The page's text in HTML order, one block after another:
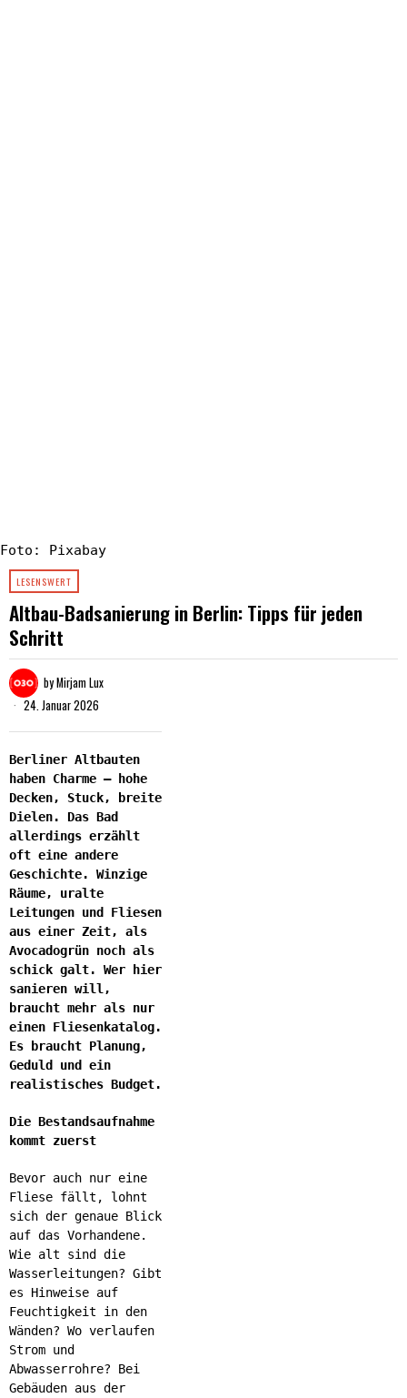
Foto: Pixabay
LESENSWERT
Altbau-Badsanierung in Berlin: Tipps für jeden
Schritt
byMirjam Lux
24. Januar 2026
Berliner Altbauten
haben Charme – hohe
Decken, Stuck, breite
Dielen. Das Bad
allerdings erzählt
oft eine andere
Geschichte. Winzige
Räume, uralte
Leitungen und Fliesen
aus einer Zeit, als
Avocadogrün noch als
schick galt. Wer hier
sanieren will,
braucht mehr als nur
einen Fliesenkatalog.
Es braucht Planung,
Geduld und ein
realistisches Budget.
Die Bestandsaufnahme
kommt zuerst
Bevor auch nur eine
Fliese fällt, lohnt
sich der genaue Blick
auf das Vorhandene.
Wie alt sind die
Wasserleitungen? Gibt
es Hinweise auf
Feuchtigkeit in den
Wänden? Wo verlaufen
Strom und
Abwasserrohre? Bei
Gebäuden aus der